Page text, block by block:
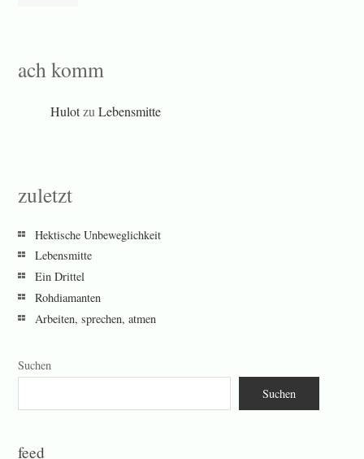
ach komm
HulotzuLebensmitte
zuletzt
Hektische Unbeweglichkeit
Lebensmitte
Ein Drittel
Rohdiamanten
Arbeiten, sprechen, atmen
Suchen
Suchen
feed